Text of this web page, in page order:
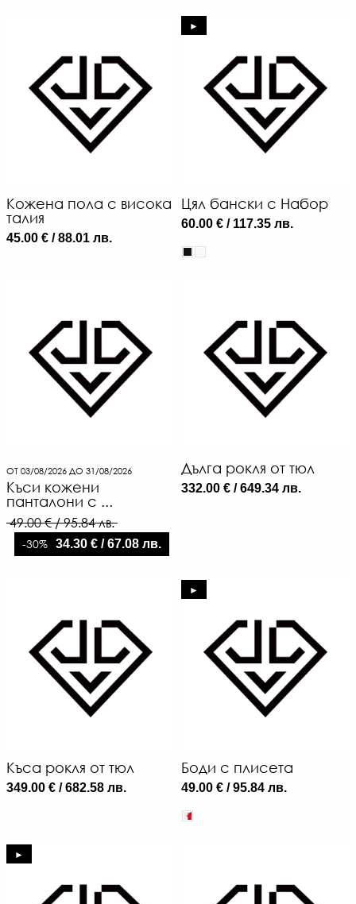
Кожена пола с висока
талия
45.00 € / 88.01 лв.
►
Цял бански с Набор
60.00 € / 117.35 лв.
ОТ 03/08/2026 ДО 31/08/2026
Къси кожени
панталони с ...
49.00 € / 95.84 лв.
-30% 34.30 € / 67.08 лв.
Дълга рокля от тюл
332.00 € / 649.34 лв.
Къса рокля от тюл
349.00 € / 682.58 лв.
►
Боди с плисета
49.00 € / 95.84 лв.
►